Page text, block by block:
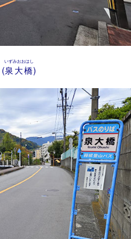
(泉大橋
いずみおおはし
)